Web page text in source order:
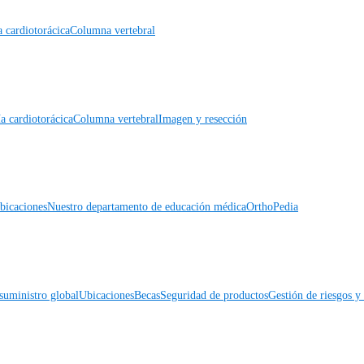
cardiotorácicaColumna vertebral
cardiotorácicaColumna vertebralImagen y resección
Nuestro departamento de educación médicaOrthoPedia
globalUbicacionesBecasSeguridad de productosGestión de riesgos